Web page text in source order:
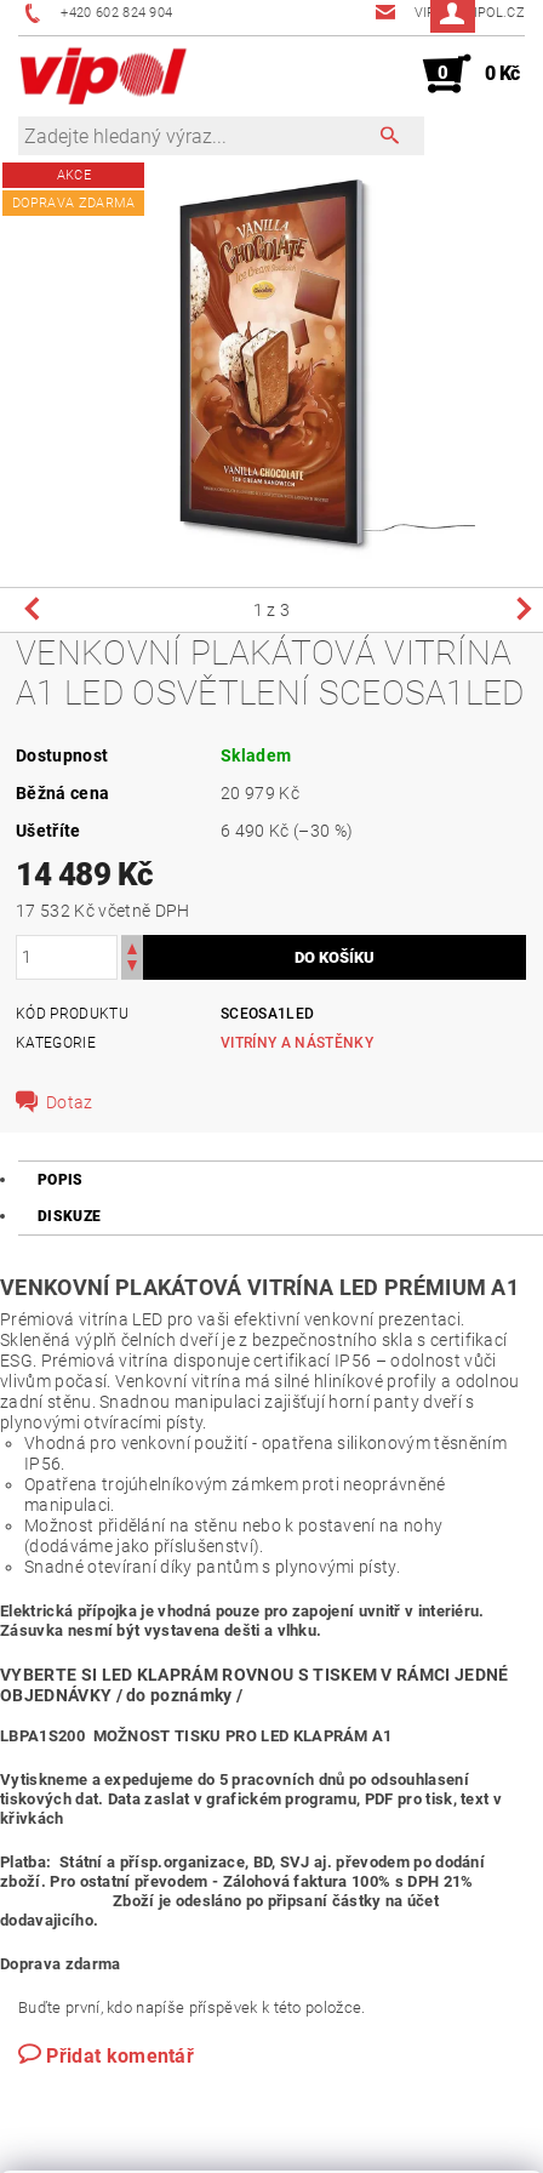
+420 602 824 904 VIPOL@VIPOL.CZ
0 0 Kč
AKCE
DOPRAVA ZDARMA
1 z 3
VENKOVNÍ PLAKÁTOVÁ VITRÍNA
A1 LED OSVĚTLENÍ SCEOSA1LED
Dostupnost
Skladem
Běžná cena
20 979 Kč
Ušetříte
6 490 Kč (–30 %)
14 489 Kč
17 532 Kč včetně DPH
KÓD PRODUKTU
SCEOSA1LED
KATEGORIE
VITRÍNY A NÁSTĚNKY
Dotaz
POPIS
DISKUZE
VENKOVNÍ PLAKÁTOVÁ VITRÍNA LED PRÉMIUM A1
Prémiová vitrína LED pro vaši efektivní venkovní prezentaci.
Skleněná výplň čelních dveří je z bezpečnostního skla s certifikací
ESG. Prémiová vitrína disponuje certifikací IP56 – odolnost vůči
vlivům počasí. Venkovní vitrína má silné hliníkové profily a odolnou
zadní stěnu. Snadnou manipulaci zajišťují horní panty dveří s
plynovými otvíracími písty.
Vhodná pro venkovní použití - opatřena silikonovým těsněním
IP56.
Opatřena trojúhelníkovým zámkem proti neoprávněné
manipulaci.
Možnost přidělání na stěnu nebo k postavení na nohy
(dodáváme jako příslušenství).
Snadné otevíraní díky pantům s plynovými písty.
Elektrická přípojka je vhodná pouze pro zapojení uvnitř v interiéru.
Zásuvka nesmí být vystavena dešti a vlhku.
VYBERTE SI LED KLAPRÁM ROVNOU S TISKEM V RÁMCI JEDNÉ
OBJEDNÁVKY / do poznámky /
LBPA1S200 MOŽNOST TISKU PRO LED KLAPRÁM A1
Vytiskneme a expedujeme do 5 pracovních dnů po odsouhlasení
tiskových dat. Data zaslat v grafickém programu, PDF pro tisk, text v
křivkách
Platba: Státní a přísp.organizace, BD, SVJ aj. převodem po dodání
zboží. Pro ostatní převodem - Zálohová faktura 100% s DPH 21%
Zboží je odesláno po připsaní částky na účet
dodavajicího.
Doprava zdarma
Buďte první, kdo napíše příspěvek k této položce.
Přidat komentář